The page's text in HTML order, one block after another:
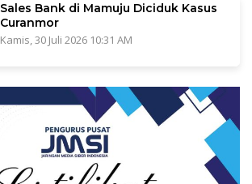
Sales Bank di Mamuju Diciduk Kasus
Curanmor
Kamis, 30 Juli 2026 10:31 AM